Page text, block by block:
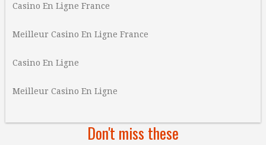
Casino En Ligne France
Meilleur Casino En Ligne France
Casino En Ligne
Meilleur Casino En Ligne
Don't miss these